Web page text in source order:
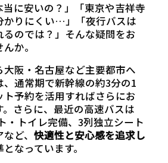
当に安いの？」「東京や吉祥寺
かりにくい…」「夜行バスは
のでは？」そんな疑問をお
か。
大阪・名古屋など主要都市へ
通常期で新幹線の約3分の1
予約を活用すればさらにお
さらに、最近の高速バスは
・トイレ完備、3列独立シート
など、快適性と安心感を追求し
なっています。